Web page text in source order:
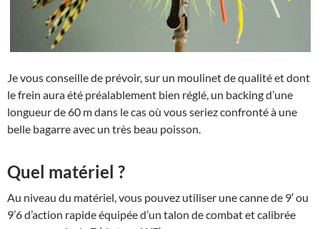
Je vous conseille de prévoir, sur un moulinet de qualité et dont
le frein aura été préalablement bien réglé, un backing d’une
longueur de 60 m dans le cas où vous seriez confronté à une
belle bagarre avec un très beau poisson.
Quel matériel ?
Au niveau du matériel, vous pouvez utiliser une canne de 9′ ou
9’6 d’action rapide équipée d’un talon de combat et calibrée